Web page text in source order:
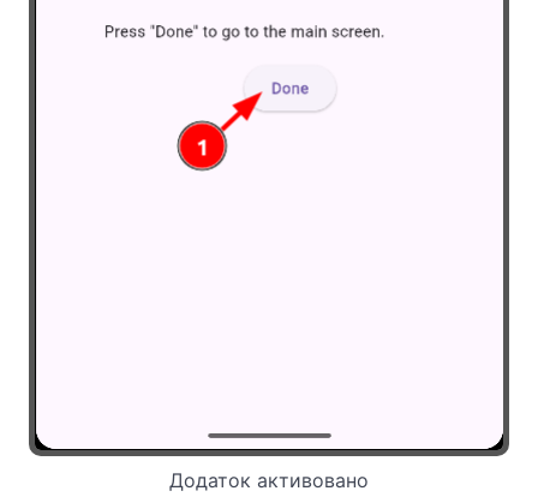
Додаток активовано